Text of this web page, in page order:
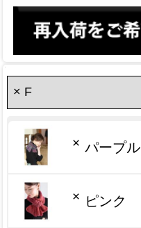
× パープル
× ピンク